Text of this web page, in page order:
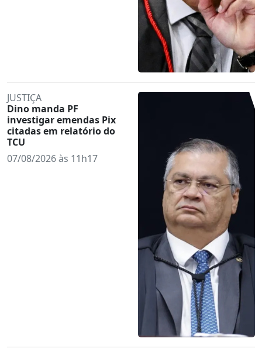
JUSTIÇA
Dino manda PF
investigar emendas Pix
citadas em relatório do
TCU
07/08/2026 às 11h17